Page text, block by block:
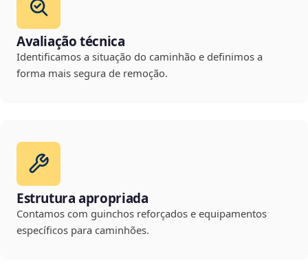
Avaliação técnica
Identificamos a situação do caminhão e definimos a
forma mais segura de remoção.
Estrutura apropriada
Contamos com guinchos reforçados e equipamentos
específicos para caminhões.